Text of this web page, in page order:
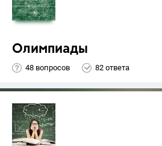
Олимпиады
48 вопросов 82 ответа